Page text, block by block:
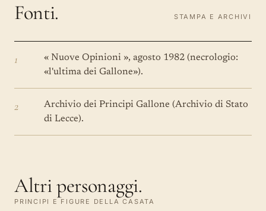
Fonti. STAMPA E ARCHIVI
1
« Nuove Opinioni », agosto 1982 (necrologio:
«l'ultima dei Gallone»).
2
Archivio dei Principi Gallone (Archivio di Stato
di Lecce).
Altri personaggi.
PRINCIPI E FIGURE DELLA CASATA